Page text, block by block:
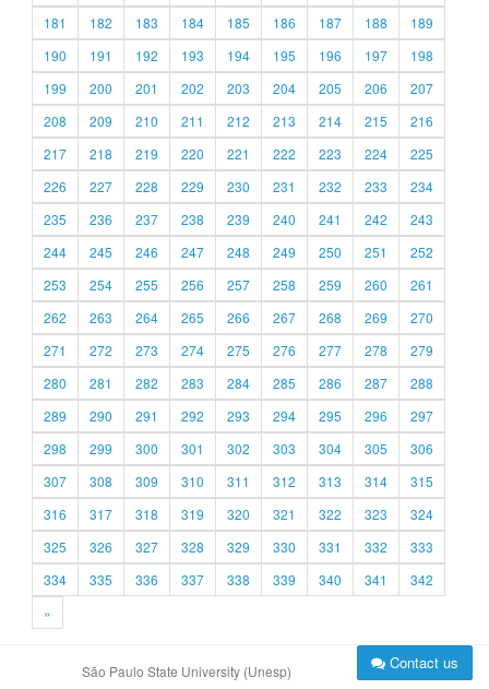
181
182 183 184 185 186 187 188
189
190
191 192 193 194 195 196 197
198
199
200 201 202 203 204 205 206
207
208
209 210 211 212 213 214 215
216
217
218 219 220 221 222 223 224
225
226
227 228 229 230 231 232 233
234
235
236 237 238 239 240 241 242
243
244
245 246 247 248 249 250 251
252
253
254 255 256 257 258 259 260
261
262
263 264 265 266 267 268 269
270
271
272 273 274 275 276 277 278
279
280
281 282 283 284 285 286 287
288
289
290 291 292 293 294 295 296
297
298
299 300 301 302 303 304 305
306
307
308 309 310 311 312 313 314
315
316
317 318 319 320 321 322 323
324
325
326 327 328 329 330 331 332
333
334
335 336 337 338 339 340 341
342
»
São Paulo State University (Unesp) Contact us